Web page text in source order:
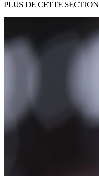
PLUS DE CETTE SECTION